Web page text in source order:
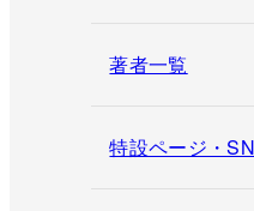
著者一覧
特設ページ・